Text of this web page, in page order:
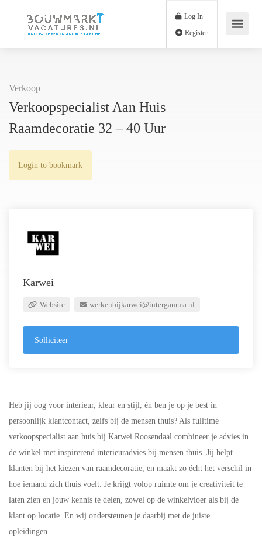
Log In
Verkoop
Verkoopspecialist Aan Huis
Raamdecoratie 32 – 40 Uur
Login to bookmark
Karwei
Website werkenbijkarwei@intergamma.nl
Solliciteer
Heb jij oog voor interieur, kleur en stijl, én ben je op je best in
persoonlijk klantcontact, zelfs bij de mensen thuis? Als fulltime
verkoopspecialist aan huis bij Karwei Roosendaal combineer je advies in
de winkel met inspirerend interieuradvies bij mensen thuis. Jij helpt
klanten bij het kiezen van raamdecoratie, en maakt zo écht het verschil in
hoe iemand zich thuis voelt. Je krijgt volop ruimte om je creativiteit te
laten zien en jouw kennis te delen, zowel op de winkelvloer als bij de
klant op locatie. En wij ondersteunen je daarbij met de juiste
opleidingen.